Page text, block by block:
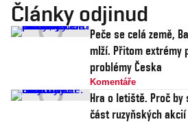
Články odjinud
Peče se celá země,
mlží. Přitom extrémy
problémy Česka
Komentáře
Hra o letiště. Proč
část ruzyňských akcií